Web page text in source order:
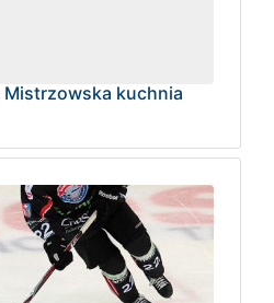
Mistrzowska kuchnia